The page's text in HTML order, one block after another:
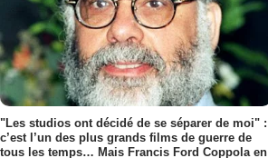
"Les studios ont décidé de se séparer de moi" :
c’est l’un des plus grands films de guerre de
tous les temps… Mais Francis Ford Coppola en